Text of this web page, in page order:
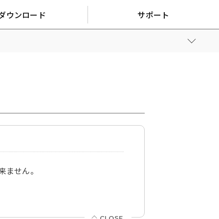
ウンロード サポート
せん。